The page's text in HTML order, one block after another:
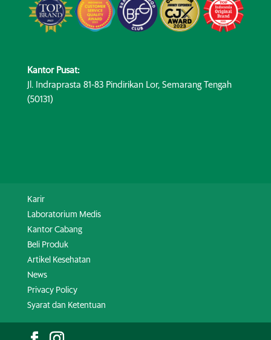
Kantor Pusat:
Jl. Indraprasta 81-83 Pindirikan Lor, Semarang Tengah
(50131)
Karir
Laboratorium Medis
Kantor Cabang
Beli Produk
Artikel Kesehatan
News
Privacy Policy
Syarat dan Ketentuan